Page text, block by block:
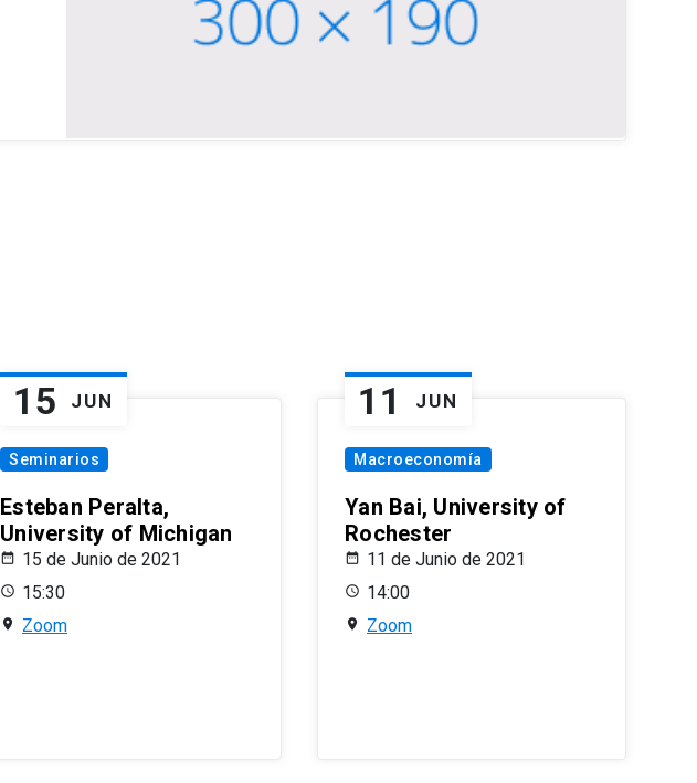
15 JUN
Seminarios
Esteban Peralta,
University of Michigan
15 de Junio de 2021
15:30
Zoom
11 JUN
Macroeconomía
Yan Bai, University of
Rochester
11 de Junio de 2021
14:00
Zoom